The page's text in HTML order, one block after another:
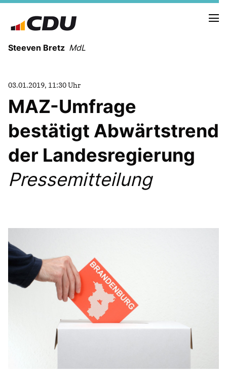
Steeven Bretz MdL
VITA
WAHLKREISBESUCHE
PRESSEFOTOS
MEIN BÜRGERBÜRO
CDU Deutschland
CDU Fraktion im Brandenburger Landtag
CDU Brandenburg
CDU Potsdam
03.01.2019, 11:30 Uhr
MAZ-Umfrage
bestätigt Abwärtstrend
der Landesregierung
Pressemitteilung